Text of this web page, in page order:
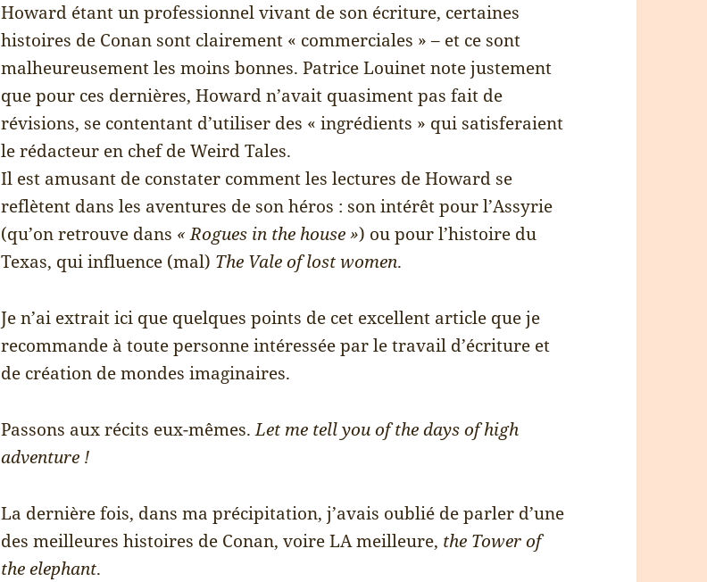
Howard étant un professionnel vivant de son écriture, certaines
histoires de Conan sont clairement « commerciales » – et ce sont
malheureusement les moins bonnes. Patrice Louinet note justement
que pour ces dernières, Howard n’avait quasiment pas fait de
révisions, se contentant d’utiliser des « ingrédients » qui satisferaient
le rédacteur en chef de Weird Tales.
Il est amusant de constater comment les lectures de Howard se
reflètent dans les aventures de son héros : son intérêt pour l’Assyrie
(qu’on retrouve dans « Rogues in the house ») ou pour l’histoire du
Texas, qui influence (mal) The Vale of lost women.
Je n’ai extrait ici que quelques points de cet excellent article que je
recommande à toute personne intéressée par le travail d’écriture et
de création de mondes imaginaires.
Passons aux récits eux-mêmes.Let me tell you of the days of high
adventure !
La dernière fois, dans ma précipitation, j’avais oublié de parler d’une
des meilleures histoires de Conan, voire LA meilleure, the Tower of
the elephant.